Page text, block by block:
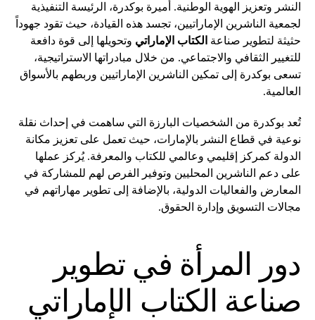
النشر وتعزيز الهوية الوطنية. أميرة بوكدرة، الرئيسة التنفيذية
لجمعية الناشرين الإماراتيين، تجسد هذه القيادة، حيث تقود جهوداً
حثيثة لتطوير صناعة الكتاب الإماراتي وتحويلها إلى قوة دافعة
للتغيير الثقافي والاجتماعي. من خلال مبادراتها الاستراتيجية،
تسعى بوكدرة إلى تمكين الناشرين الإماراتيين وربطهم بالأسواق
العالمية.
تُعد بوكدرة من الشخصيات البارزة التي ساهمت في إحداث نقلة
نوعية في قطاع النشر بالإمارات، حيث تعمل على تعزيز مكانة
الدولة كمركز إقليمي وعالمي للكتاب والمعرفة. يُركز عملها
على دعم الناشرين المحليين وتوفير الفرص لهم للمشاركة في
المعارض والفعاليات الدولية، بالإضافة إلى تطوير مهاراتهم في
مجالات التسويق وإدارة الحقوق.
دور المرأة في تطوير
صناعة الكتاب الإماراتي